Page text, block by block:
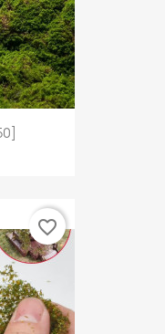
favorite_border